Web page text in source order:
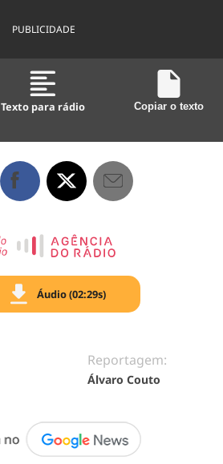
PUBLICIDADE
Texto para rádio Copiar o texto
Áudio (02:29s)
Reportagem:
Álvaro Couto